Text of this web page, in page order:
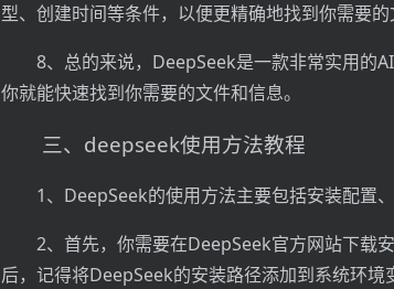
型、创建时间等条件，以便更精确地找到你需要的
8、总的来说，DeepSeek是一款非常实用的
你就能快速找到你需要的文件和信息。
三、deepseek使用方法教程
1、DeepSeek的使用方法主要包括安装配置
2、首先，你需要在DeepSeek官方网站下载
后，记得将DeepSeek的安装路径添加到系统环